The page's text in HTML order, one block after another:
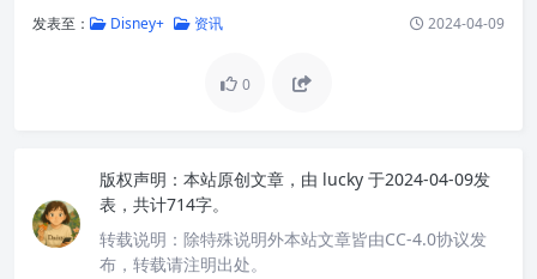
发表至： Disney+ 资讯 2024-04-09
0
版权声明： 本站原创文章，由 lucky 于2024-04-09发
表，共计714字。
转载说明： 除特殊说明外本站文章皆由CC-4.0协议发
布，转载请注明出处。